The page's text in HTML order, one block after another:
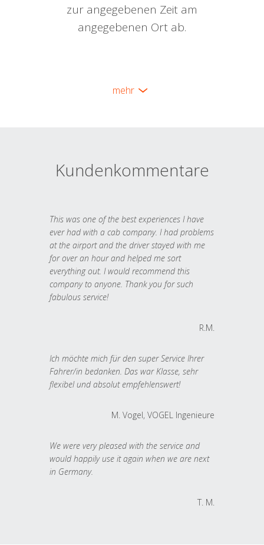
zur angegebenen Zeit am
angegebenen Ort ab.
mehr
Kundenkommentare
This was one of the best experiences I have
ever had with a cab company. I had problems
at the airport and the driver stayed with me
for over an hour and helped me sort
everything out. I would recommend this
company to anyone. Thank you for such
fabulous service!
R.M.
Ich möchte mich für den super Service Ihrer
Fahrer/in bedanken. Das war Klasse, sehr
flexibel und absolut empfehlenswert!
M. Vogel, VOGEL Ingenieure
We were very pleased with the service and
would happily use it again when we are next
in Germany.
T. M.